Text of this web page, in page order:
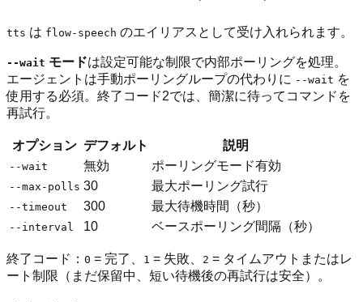
tts は flow-speech のエイリアスとして受け入れられます。
--wait モードは設定可能な制限で内部ポーリングを処理。
エージェントは手動ポーリングループの代わりに --wait を
使用する必須。終了コード2では、簡潔に待ってコマンドを
再試行。
オプション デフォルト 説明
--wait 無効 ポーリングモード有効
--max-polls 30 最大ポーリング試行
--timeout 300 最大待機時間（秒）
--interval 10 ベースポーリング間隔（秒）
終了コード： 0 = 完了、 1 = 失敗、 2 = タイムアウトまたはレ
ート制限（まだ保留中、短い待機後の再試行は安全）。